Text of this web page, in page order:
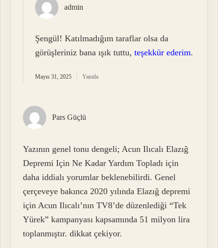
admin
Şengül! Katılmadığım taraflar olsa da
görüşleriniz bana ışık tuttu,teşekkür ederim.
Mayıs 31, 2025 Yanıtla
Pars Güçlü
Yazının genel tonu dengeli; Acun Ilıcalı Elazığ
Depremi Için Ne Kadar Yardım Topladı için
daha iddialı yorumlar beklenebilirdi. Genel
çerçeveye bakınca 2020 yılında Elazığ depremi
için Acun Ilıcalı’nın TV8’de düzenlediği “Tek
Yürek” kampanyası kapsamında 51 milyon lira
toplanmıştır. dikkat çekiyor.